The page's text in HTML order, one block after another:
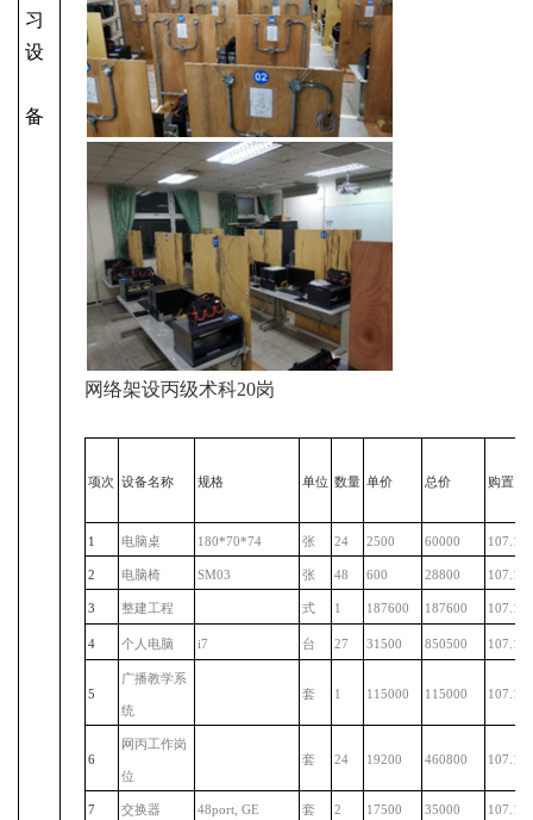
习
设
备
网络架设丙级术科20岗
项次 设备名称 规格 单位 数量 单价 总价 购置日
1 电脑桌 180*70*74 张 24 2500 60000
2 电脑椅 SM03 张 48 600 28800
3 整建工程 式 1 187600 187600
4 个人电脑 i7 台 27 31500 850500
5
广播教学系
统
套 1 115000 115000
6
网丙工作岗
位
套 24 19200 460800
7 交换器 48port, GE 套 2 17500 35000